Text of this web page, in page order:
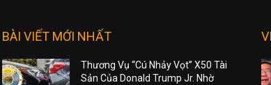
BÀI VIẾT MỚI NHẤT
Thương Vụ “Cú Nhảy Vọt” X50 Tài
Sản Của Donald Trump Jr. Nhờ